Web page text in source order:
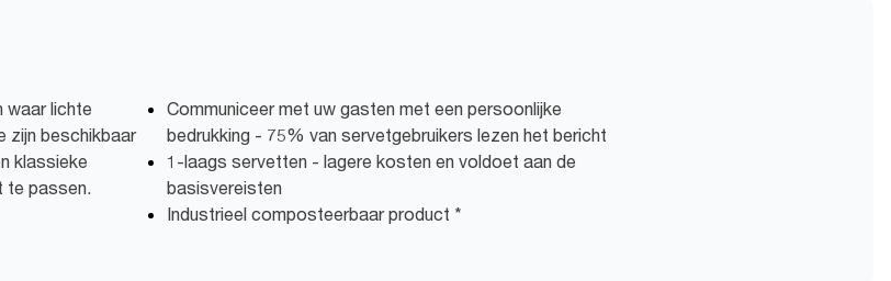
waar lichte
zijn beschikbaar
klassieke
te passen.
Communiceer met uw gasten met een persoonlijke
bedrukking - 75% van servetgebruikers lezen het bericht
1-laags servetten - lagere kosten en voldoet aan de
basisvereisten
Industrieel composteerbaar product *